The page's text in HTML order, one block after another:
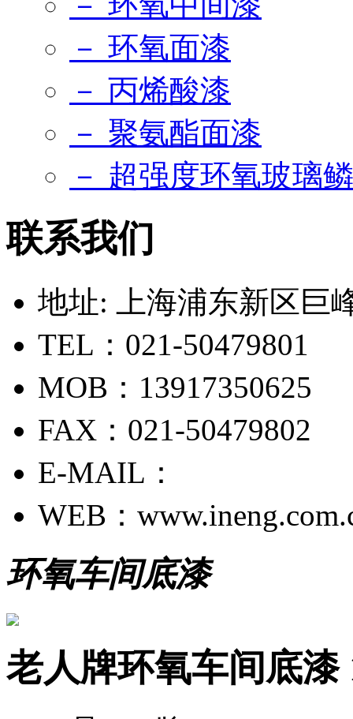
－ 环氧面漆
－ 丙烯酸漆
－ 聚氨酯面漆
－ 超强度环氧玻璃
联系我们
地址: 上海浦东新区巨
TEL：021-50479801
MOB：13917350625
FAX：021-50479802
E-MAIL：
WEB：
环氧车间底漆
老人牌环氧车间底漆